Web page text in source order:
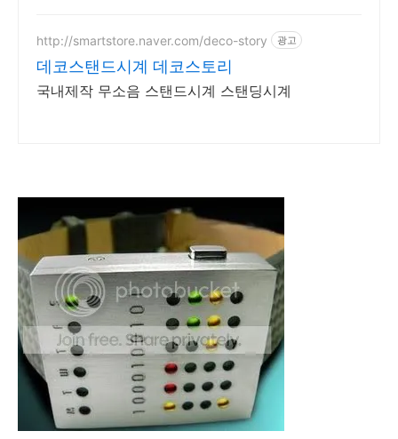
http://smartstore.naver.com/deco-story 광고
데코스탠드시계 데코스토리
국내제작 무소음 스탠드시계 스탠딩시계